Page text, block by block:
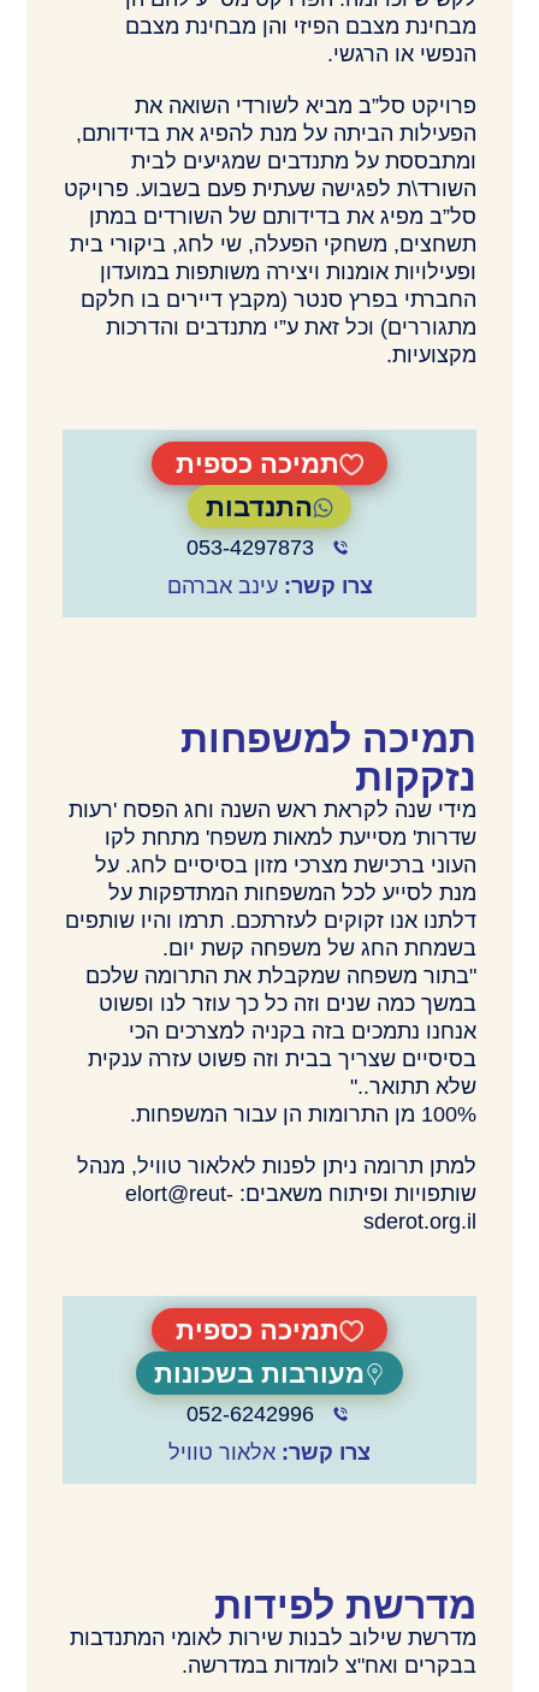
מבחינת מצבם הפיזי והן מבחינת מצבם
הנפשי או הרגשי.
פרויקט סל”ב מביא לשורדי השואה את
הפעילות הביתה על מנת להפיג את בדידותם,
ומתבססת על מתנדבים שמגיעים לבית
השורד\ת לפגישה שעתית פעם בשבוע. פרויקט
סל”ב מפיג את בדידותם של השורדים במתן
תשחצים, משחקי הפעלה, שי לחג, ביקורי בית
ופעילויות אומנות ויצירה משותפות במועדון
החברתי בפרץ סנטר (מקבץ דיירים בו חלקם
מתגוררים) וכל זאת ע”י מתנדבים והדרכות
מקצועיות.
תמיכה כספית
התנדבות
053-4297873
צרו קשר: עינב אברהם
תמיכה למשפחות
נזקקות
מידי שנה לקראת ראש השנה וחג הפסח 'רעות
שדרות' מסייעת למאות משפח' מתחת לקו
העוני ברכישת מצרכי מזון בסיסיים לחג. על
מנת לסייע לכל המשפחות המתדפקות על
דלתנו אנו זקוקים לעזרתכם. תרמו והיו שותפים
בשמחת החג של משפחה קשת יום.
"בתור משפחה שמקבלת את התרומה שלכם
במשך כמה שנים וזה כל כך עוזר לנו ופשוט
אנחנו נתמכים בזה בקניה למצרכים הכי
בסיסיים שצריך בבית וזה פשוט עזרה ענקית
שלא תתואר.."
100% מן התרומות הן עבור המשפחות.
למתן תרומה ניתן לפנות לאלאור טוויל, מנהל
שותפויות ופיתוח משאבים: elort@reut-
sderot.org.il
תמיכה כספית
מעורבות בשכונות
052-6242996
צרו קשר: אלאור טוויל
מדרשת לפידות
מדרשת שילוב לבנות שירות לאומי המתנדבות
בבקרים ואח"צ לומדות במדרשה.